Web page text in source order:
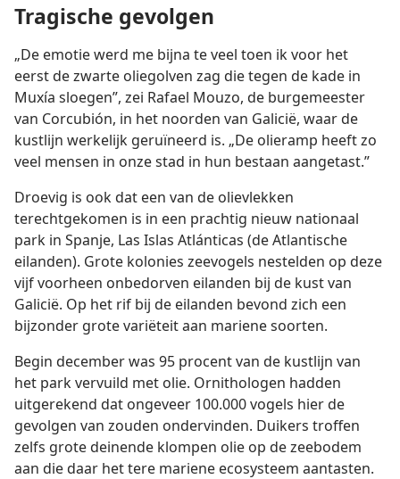
Tragische gevolgen
„De emotie werd me bijna te veel toen ik voor het
eerst de zwarte oliegolven zag die tegen de kade in
Muxía sloegen”, zei Rafael Mouzo, de burgemeester
van Corcubión, in het noorden van Galicië, waar de
kustlijn werkelijk geruïneerd is. „De olieramp heeft zo
veel mensen in onze stad in hun bestaan aangetast.”
Droevig is ook dat een van de olievlekken
terechtgekomen is in een prachtig nieuw nationaal
park in Spanje, Las Islas Atlánticas (de Atlantische
eilanden). Grote kolonies zeevogels nestelden op deze
vijf voorheen onbedorven eilanden bij de kust van
Galicië. Op het rif bij de eilanden bevond zich een
bijzonder grote variëteit aan mariene soorten.
Begin december was 95 procent van de kustlijn van
het park vervuild met olie. Ornithologen hadden
uitgerekend dat ongeveer 100.000 vogels hier de
gevolgen van zouden ondervinden. Duikers troffen
zelfs grote deinende klompen olie op de zeebodem
aan die daar het tere mariene ecosysteem aantasten.